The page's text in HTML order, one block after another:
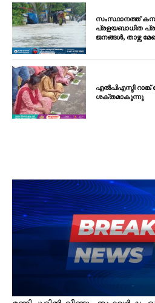
സംസ്ഥാനത്ത്
പ്രളയബാധിത
ജനങ്ങൾ, താഴ്ന്ന
എൽപിഎസ്ടി
ശക്തമാകുന്നു